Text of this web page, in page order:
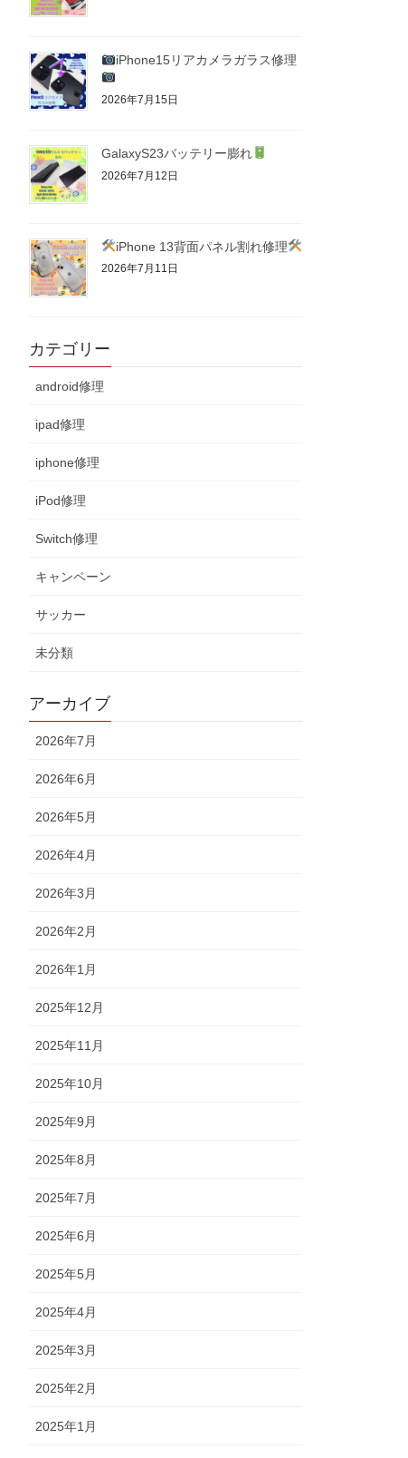
iPhone15リアカメラガラス修理
2026年7月15日
GalaxyS23バッテリー膨れ
2026年7月12日
iPhone 13背面パネル割れ修理
2026年7月11日
カテゴリー
android修理
ipad修理
iphone修理
iPod修理
Switch修理
キャンペーン
サッカー
未分類
アーカイブ
2026年7月
2026年6月
2026年5月
2026年4月
2026年3月
2026年2月
2026年1月
2025年12月
2025年11月
2025年10月
2025年9月
2025年8月
2025年7月
2025年6月
2025年5月
2025年4月
2025年3月
2025年2月
2025年1月